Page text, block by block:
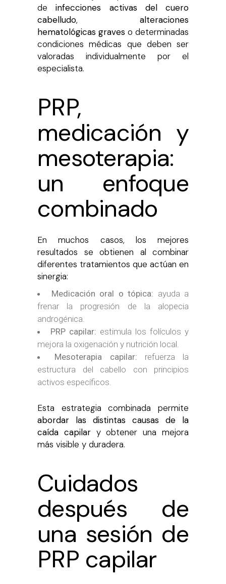
deinfecciones activas del cuero
cabelludo, alteraciones
hematológicas graves o determinadas
condiciones médicas que deben ser
valoradas individualmente por el
especialista.
PRP,
medicación y
mesoterapia:
un enfoque
combinado
En muchos casos, los mejores
resultados se obtienen al combinar
diferentes tratamientos que actúan en
sinergia:
Medicación oral o tópica: ayuda a
frenar la progresión de la alopecia
androgénica.
PRP capilar: estimula los folículos y
mejora la oxigenación y nutrición local.
Mesoterapia capilar: refuerza la
estructura del cabello con principios
activos específicos.
Esta estrategia combinada permite
abordar las distintas causas de la
caída capilary obtener una mejora
más visible y duradera.
Cuidados
después de
una sesión de
PRP capilar